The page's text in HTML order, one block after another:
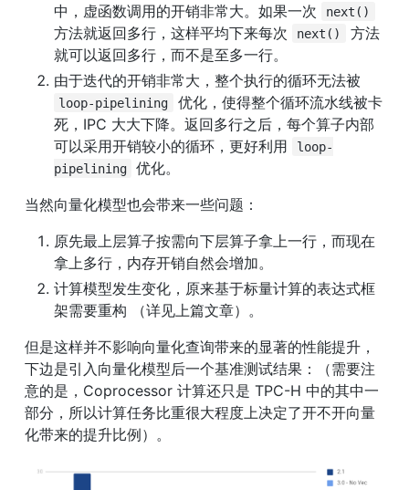
中，虚函数调用的开销非常大。如果一次
next()
方法就返回多行，这样平均下来每次 next()
方法
就可以返回多行，而不是至多一行。
loop-pipelining
优化，使得整个循环流水线被卡
死，IPC 大大下降。返回多行之后，每个算子内部
可以采用开销较小的循环，更好利用
loop-
pipelining
优化。
当然向量化模型也会带来一些问题：
原先最上层算子按需向下层算子拿上一行，而现在
拿上多行，内存开销自然会增加。
计算模型发生变化，原来基于标量计算的表达式框
架需要重构 （详见上篇文章）。
但是这样并不影响向量化查询带来的显著的性能提升，
下边是引入向量化模型后一个基准测试结果：（需要注
意的是，Coprocessor 计算还只是 TPC-H 中的其中一
部分，所以计算任务比重很大程度上决定了开不开向量
化带来的提升比例）。